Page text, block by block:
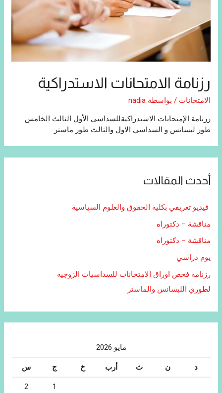
رزنامة الامتحانات الاستدراكية
الامتحانات / بواسطة nadia
رزنامة الإمتحانات الاستدراكيةللسداسي الأول الثالث الخامس
طور ليسانس و السداسي الاول والثالث طور ماستر
أحدث المقالات
فيديو تعريفي بكلية الحقوق والعلوم السياسية
مناقشة – دكتوراه
مناقشة – دكتوراه
يوم دراسي
رزنامة فحص اوراق الامتحانات للسداسيات الزوجية
لطوري الليسانس والماستر
مايو 2026
د ن ث أرب خ ج س
1
2